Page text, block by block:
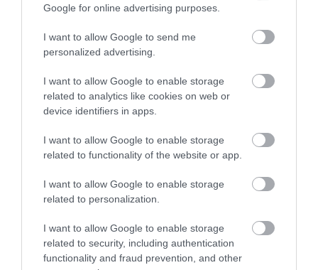
Google for online advertising purposes.
I want to allow Google to send me
personalized advertising.
I want to allow Google to enable storage
related to analytics like cookies on web or
device identifiers in apps.
I want to allow Google to enable storage
related to functionality of the website or app.
I want to allow Google to enable storage
related to personalization.
I want to allow Google to enable storage
related to security, including authentication
functionality and fraud prevention, and other
Úgy érzed, még nagyon korai a karácsonyi
ajándékok vásárlásán gondolkodni? Gondolj
csak bele kicsit jobban. Karácsonyig már
csak néhány hét van! Ha szeretnél a kis
hercegnődnek örömet okozni, olvasd el
cikkünket, mert mi most elhoztuk neked a
legjobb karácsonyi ajándék ötleteket. [X]
Ne maradjon le a legfrissebb hírekről, kövessen
bennünket az EGRI ÜGYEK Google Hírek oldalán!